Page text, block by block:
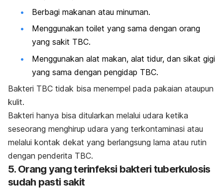
Berbagi makanan atau minuman.
Menggunakan toilet yang sama dengan orang
yang sakit TBC.
Menggunakan alat makan, alat tidur, dan sikat gigi
yang sama dengan pengidap TBC.
Bakteri TBC tidak bisa menempel pada pakaian ataupun
kulit.
Bakteri hanya bisa ditularkan melalui udara ketika
seseorang menghirup udara yang terkontaminasi atau
melalui kontak dekat yang berlangsung lama atau rutin
dengan penderita TBC.
5. Orang yang terinfeksi bakteri tuberkulosis
sudah pasti sakit